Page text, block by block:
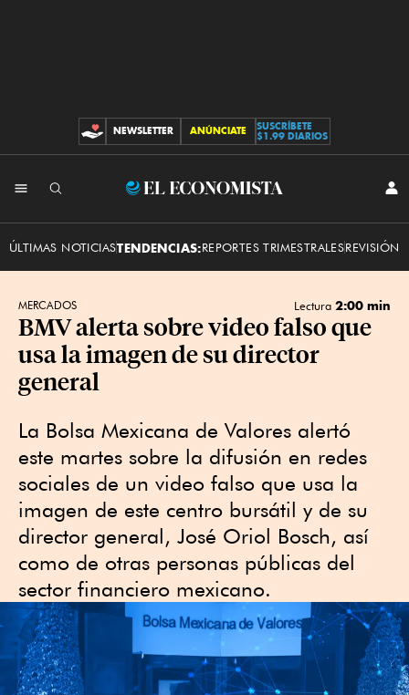
CONTRIBUCIONES
NEWSLETTER ANÚNCIATE
SUSCRÍBETE
$1.99 DIARIOS
El
ÚLTIMAS NOTICIASTENDENCIAS:REPORTES TRIMESTRALESREVISIÓN
MERCADOS Lectura 2:00 min
BMV alerta sobre video falso que
usa la imagen de su director
general
La Bolsa Mexicana de Valores alertó
este martes sobre la difusión en redes
sociales de un video falso que usa la
imagen de este centro bursátil y de su
director general, José Oriol Bosch, así
como de otras personas públicas del
sector financiero mexicano.